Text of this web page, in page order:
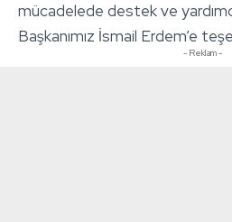
mücadelede destek ve
Başkanımız İsmail Erdem’e
- Reklam -